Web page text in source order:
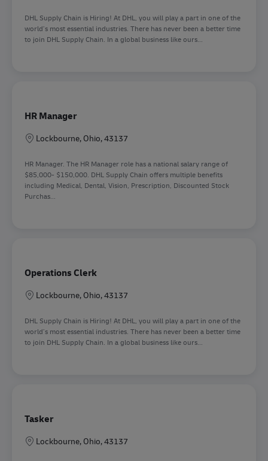
DHL Supply Chain is Hiring! At DHL, you will play a part in one of the
world’s most essential industries. There has never been a better time
to join DHL Supply Chain. In a global business like ours...
HR Manager
SedeLockbourne, Ohio, 43137
HR Manager. The HR Manager role has a national salary range of
$85,000- $150,000. DHL Supply Chain offers multiple benefits
including Medical, Dental, Vision, Prescription, Discounted Stock
Purchas...
Operations Clerk
SedeLockbourne, Ohio, 43137
DHL Supply Chain is Hiring! At DHL, you will play a part in one of the
world’s most essential industries. There has never been a better time
to join DHL Supply Chain. In a global business like ours...
Tasker
SedeLockbourne, Ohio, 43137